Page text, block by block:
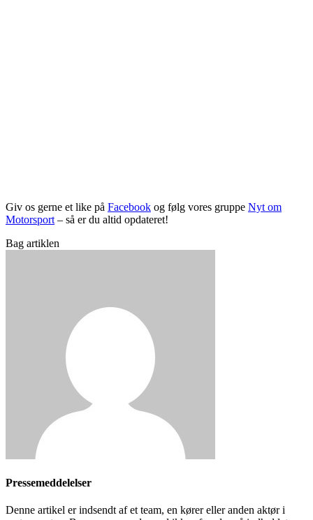
Giv os gerne et like på Facebook og følg vores gruppe Nyt om
Motorsport – så er du altid opdateret!
Bag artiklen
Pressemeddelelser
Denne artikel er indsendt af et team, en kører eller anden aktør i